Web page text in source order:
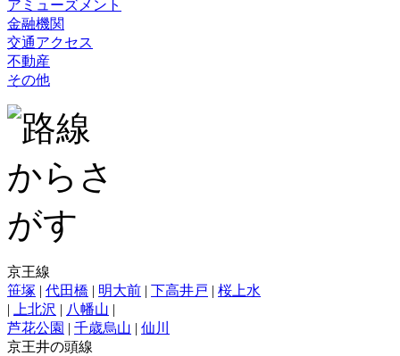
アミューズメント
金融機関
交通アクセス
不動産
その他
京王線
笹塚 | 代田橋 | 明大前 | 下高井戸 | 桜上水
|
上北沢 | 八幡山 |
芦花公園 | 千歳烏山 | 仙川
京王井の頭線